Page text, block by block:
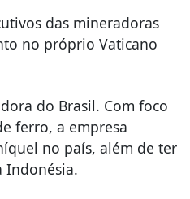
das mineradoras
no próprio Vaticano
do Brasil. Com foco
ferro, a empresa
no país, além de ter
Indonésia.